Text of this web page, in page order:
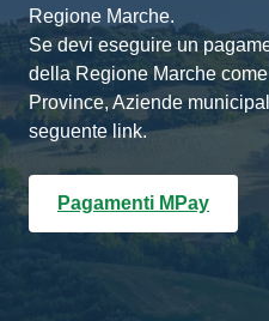
Regione Marche.
Se devi eseguire un
della Regione Marche
Province, Aziende
seguente link.
Pagamenti MPay